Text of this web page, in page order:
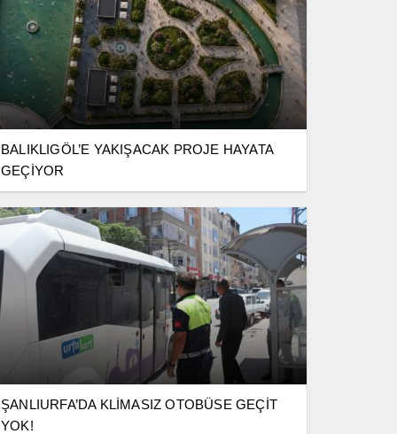
spor tarih
Urfa
haber
BALIKLIGÖL’E YAKIŞACAK PROJE HAYATA
GEÇİYOR
ŞANLIURFA’DA KLİMASIZ OTOBÜSE GEÇİT
YOK!